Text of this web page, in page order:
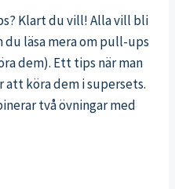
Klart du vill! Alla vill bli
läsa mera om pull-ups
dem). Ett tips när man
köra dem i supersets.
två övningar med